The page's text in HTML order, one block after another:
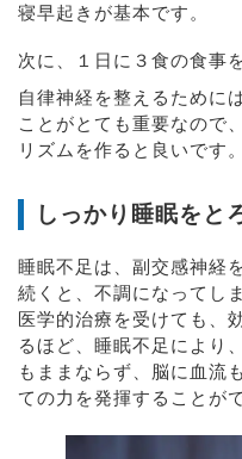
寝早起きが基本です。
次に、１日に３食の食事
自律神経を整えるために
ことがとても重要なので
リズムを作ると良いです。
しっかり睡眠をと
睡眠不足は、副交感神経
続くと、不調になってし
医学的治療を受けても、
るほど、睡眠不足により
もままならず、脳に血流
ての力を発揮することが